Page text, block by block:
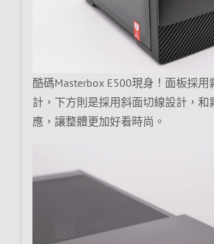
酷碼Masterbox E500現身！面板採用
計，下方則是採用斜面切線設計，和
應，讓整體更加好看時尚。